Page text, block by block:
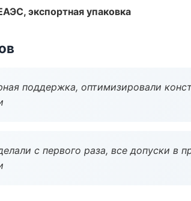
экспортная упаковка
поддержка, оптимизировали
с первого раза, все допуски в